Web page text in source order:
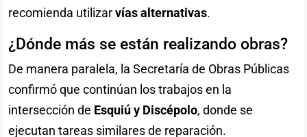
recomienda utilizarvías alternativas.
¿Dónde más se están realizando obras?
De manera paralela, la Secretaría de Obras Públicas
confirmó que continúan los trabajos en la
intersección de Esquiú y Discépolo, donde se
ejecutan tareas similares de reparación.